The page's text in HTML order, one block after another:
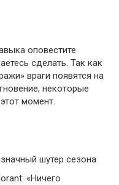
оповестите
сделать. Так как
враги появятся на
некоторые
момент.
шутер сезона
«Ничего